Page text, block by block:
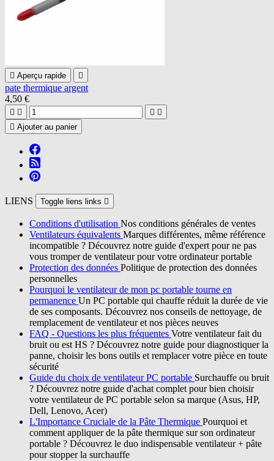
 Aperçu rapide 
pate thermique argent
4,50 €
   
 Ajouter au panier
LIENS Toggle liens links 
Conditions d'utilisation Nos conditions générales de ventes
Ventilateurs équivalents Marques différentes, même référence
incompatible ? Découvrez notre guide d'expert pour ne pas
vous tromper de ventilateur pour votre ordinateur portable
Protection des données Politique de protection des données
personnelles
Pourquoi le ventilateur de mon pc portable tourne en
permanence Un PC portable qui chauffe réduit la durée de vie
de ses composants. Découvrez nos conseils de nettoyage, de
remplacement de ventilateur et nos pièces neuves
FAQ - Questions les plus fréquentes Votre ventilateur fait du
bruit ou est HS ? Découvrez notre guide pour diagnostiquer la
panne, choisir les bons outils et remplacer votre pièce en toute
sécurité
Guide du choix de ventilateur PC portable Surchauffe ou bruit
? Découvrez notre guide d'achat complet pour bien choisir
votre ventilateur de PC portable selon sa marque (Asus, HP,
Dell, Lenovo, Acer)
L'Importance Cruciale de la Pâte Thermique Pourquoi et
comment appliquer de la pâte thermique sur son ordinateur
portable ? Découvrez le duo indispensable ventilateur + pâte
pour stopper la surchauffe